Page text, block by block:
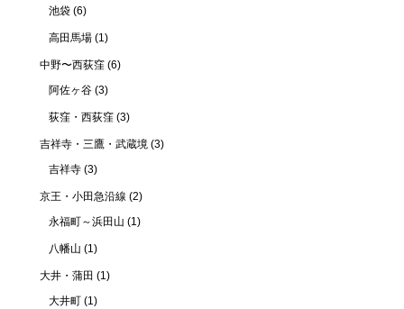
池袋 (6)
高田馬場 (1)
中野〜西荻窪 (6)
阿佐ヶ谷 (3)
荻窪・西荻窪 (3)
吉祥寺・三鷹・武蔵境 (3)
吉祥寺 (3)
京王・小田急沿線 (2)
永福町～浜田山 (1)
八幡山 (1)
大井・蒲田 (1)
大井町 (1)